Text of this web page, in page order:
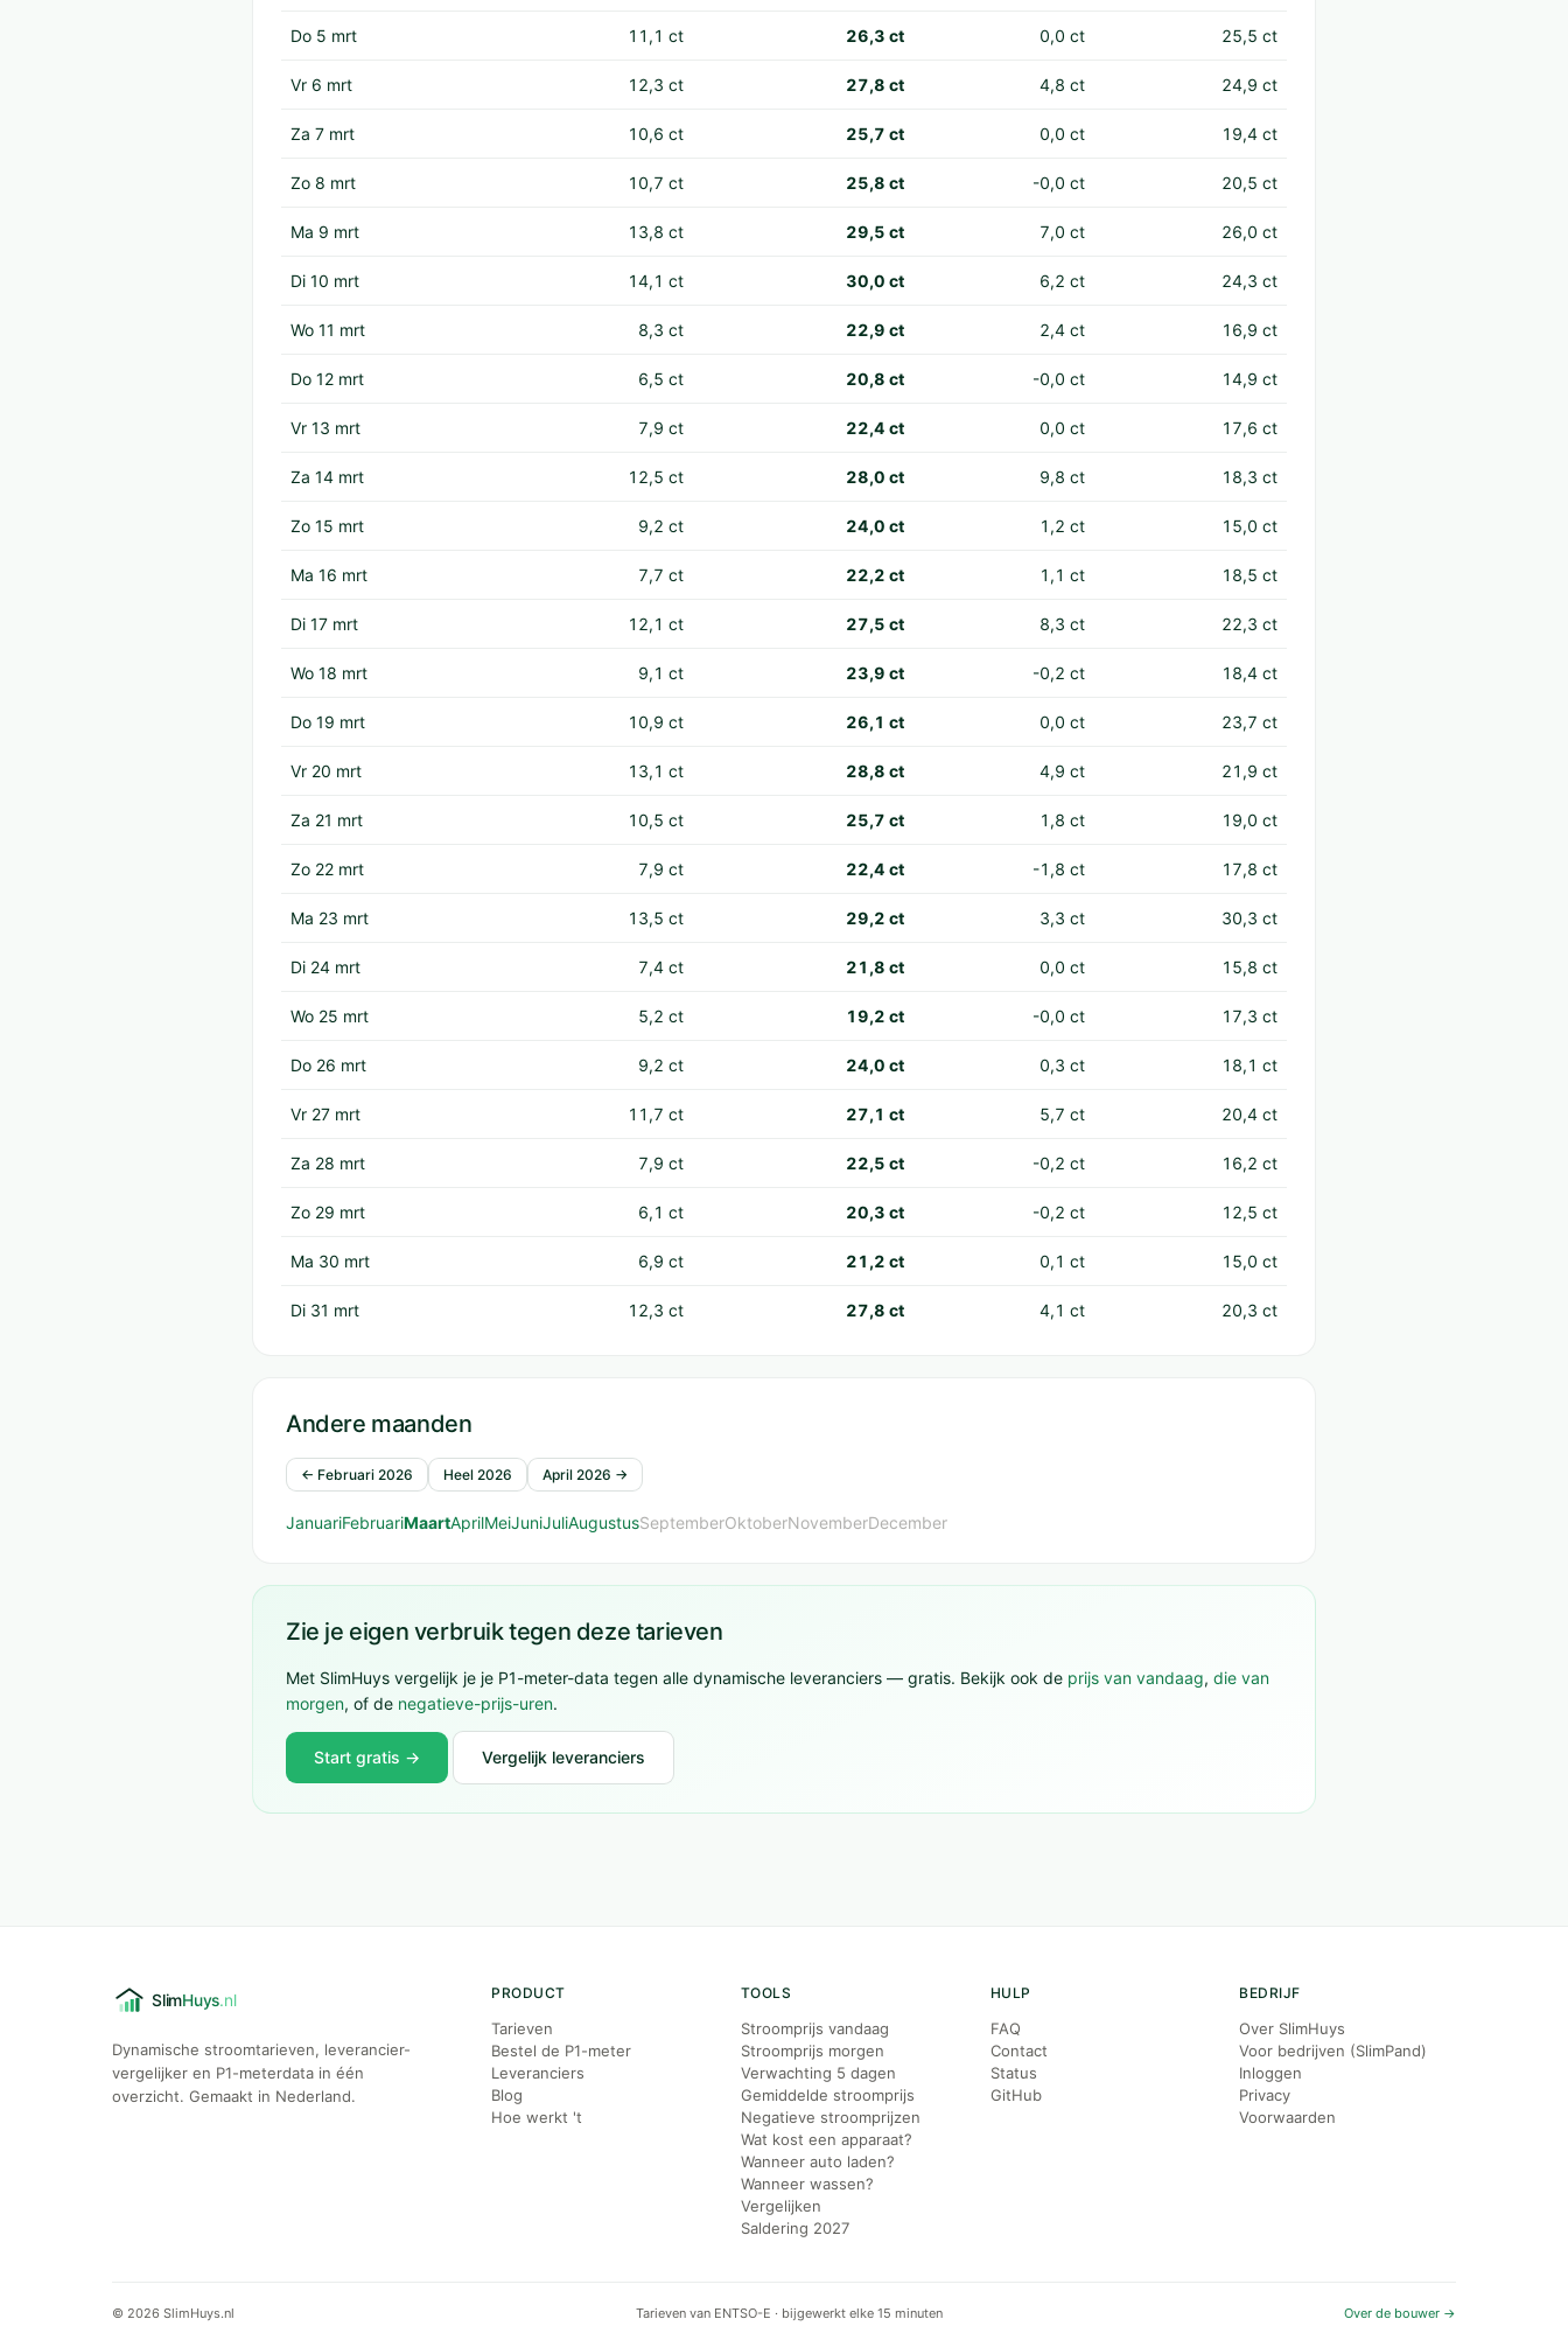
Do 5 mrt 11,1 ct 26,3 ct 0,0 ct 25,5 ct
Vr 6 mrt 12,3 ct 27,8 ct 4,8 ct 24,9 ct
Za 7 mrt 10,6 ct 25,7 ct 0,0 ct 19,4 ct
Zo 8 mrt 10,7 ct 25,8 ct -0,0 ct 20,5 ct
Ma 9 mrt 13,8 ct 29,5 ct 7,0 ct 26,0 ct
Di 10 mrt 14,1 ct 30,0 ct 6,2 ct 24,3 ct
Wo 11 mrt 8,3 ct 22,9 ct 2,4 ct 16,9 ct
Do 12 mrt 6,5 ct 20,8 ct -0,0 ct 14,9 ct
Vr 13 mrt 7,9 ct 22,4 ct 0,0 ct 17,6 ct
Za 14 mrt 12,5 ct 28,0 ct 9,8 ct 18,3 ct
Zo 15 mrt 9,2 ct 24,0 ct 1,2 ct 15,0 ct
Ma 16 mrt 7,7 ct 22,2 ct 1,1 ct 18,5 ct
Di 17 mrt 12,1 ct 27,5 ct 8,3 ct 22,3 ct
Wo 18 mrt 9,1 ct 23,9 ct -0,2 ct 18,4 ct
Do 19 mrt 10,9 ct 26,1 ct 0,0 ct 23,7 ct
Vr 20 mrt 13,1 ct 28,8 ct 4,9 ct 21,9 ct
Za 21 mrt 10,5 ct 25,7 ct 1,8 ct 19,0 ct
Zo 22 mrt 7,9 ct 22,4 ct -1,8 ct 17,8 ct
Ma 23 mrt 13,5 ct 29,2 ct 3,3 ct 30,3 ct
Di 24 mrt 7,4 ct 21,8 ct 0,0 ct 15,8 ct
Wo 25 mrt 5,2 ct 19,2 ct -0,0 ct 17,3 ct
Do 26 mrt 9,2 ct 24,0 ct 0,3 ct 18,1 ct
Vr 27 mrt 11,7 ct 27,1 ct 5,7 ct 20,4 ct
Za 28 mrt 7,9 ct 22,5 ct -0,2 ct 16,2 ct
Zo 29 mrt 6,1 ct 20,3 ct -0,2 ct 12,5 ct
Ma 30 mrt 6,9 ct 21,2 ct 0,1 ct 15,0 ct
Di 31 mrt 12,3 ct 27,8 ct 4,1 ct 20,3 ct
Andere maanden
← Februari 2026 Heel 2026 April 2026 →
JanuariFebruariMaartAprilMeiJuniJuliAugustusSeptemberOktoberNovemberDecember
Zie je eigen verbruik tegen deze tarieven
Met SlimHuys vergelijk je je P1-meter-data tegen alle dynamische leveranciers — gratis. Bekijk ook de prijs van vandaag, die van
morgen, of de negatieve-prijs-uren.
Start gratis → Vergelijk leveranciers
Dynamische stroomtarieven, leverancier-
vergelijker en P1-meterdata in één
overzicht. Gemaakt in Nederland.
PRODUCT
Tarieven
Bestel de P1-meter
Leveranciers
Blog
Hoe werkt 't
TOOLS
Stroomprijs vandaag
Stroomprijs morgen
Verwachting 5 dagen
Gemiddelde stroomprijs
Negatieve stroomprijzen
Wat kost een apparaat?
Wanneer auto laden?
Wanneer wassen?
Vergelijken
Saldering 2027
HULP
FAQ
Contact
Status
GitHub
BEDRIJF
Over SlimHuys
Voor bedrijven (SlimPand)
Inloggen
Privacy
Voorwaarden
© 2026 SlimHuys.nl Tarieven van ENTSO-E · bijgewerkt elke 15 minuten Over de bouwer →